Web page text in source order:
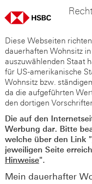
Diese Webseiten
dauerhaften Wohnsitz
auszuwählenden Staat
für US-amerikanische
Wohnsitz bzw.
da die aufgeführten
den dortigen
Die auf den
Werbung dar. Bitte
welche über den Link "
jeweiligen Seite
Hinweise".
Mein dauerhafter